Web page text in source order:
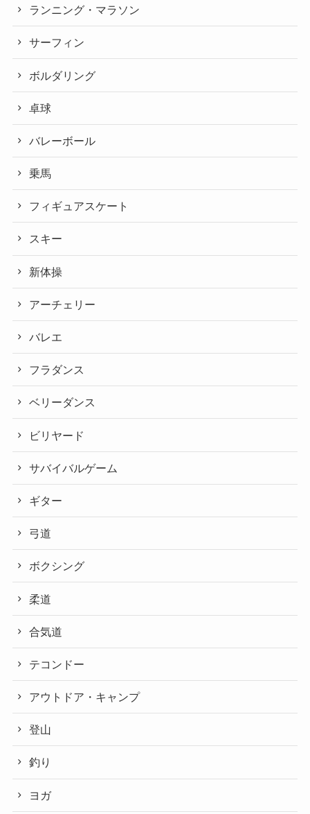
ランニング・マラソン
サーフィン
ボルダリング
卓球
バレーボール
乗馬
フィギュアスケート
スキー
新体操
アーチェリー
バレエ
フラダンス
ベリーダンス
ビリヤード
サバイバルゲーム
ギター
弓道
ボクシング
柔道
合気道
テコンドー
アウトドア・キャンプ
登山
釣り
ヨガ